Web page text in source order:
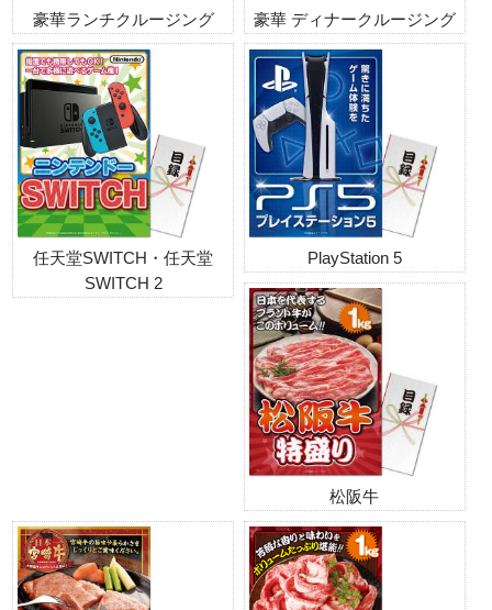
豪華ランチクルージング 豪華 ディナークルージング
任天堂SWITCH・任天堂
SWITCH 2
PlayStation 5
松阪牛